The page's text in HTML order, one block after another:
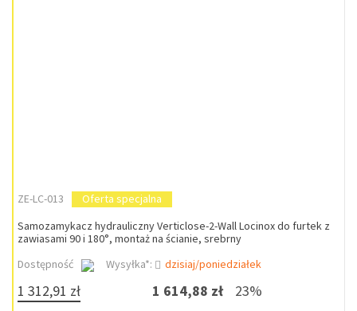
ZE-LC-013
Oferta specjalna
Samozamykacz hydrauliczny Verticlose-2-Wall Locinox do furtek z
zawiasami 90 i 180°, montaż na ścianie, srebrny
Dostępność
Wysyłka*: dzisiaj/poniedziałek
1 312,91 zł 1 614,88 zł 23%